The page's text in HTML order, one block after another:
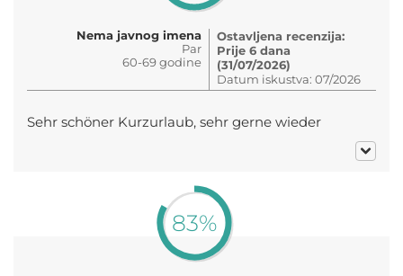
Nema javnog imena
Par
60-69 godine
Ostavljena recenzija:
Prije 6 dana
(31/07/2026)
Datum iskustva: 07/2026
Sehr schöner Kurzurlaub, sehr gerne wieder
83%